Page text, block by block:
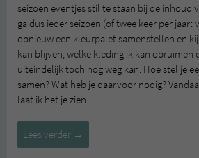
seizoen eventjes stil te staan bij de inhoud
ga dus ieder seizoen (of twee keer per jaar:
opnieuw een kleurpalet samenstellen en
kan blijven, welke kleding ik kan opruimen
uiteindelijk toch nog weg kan. Hoe stel je
samen? Wat heb je daarvoor nodig?
laat ik het je zien.
Lees verder Hoe
stel
→